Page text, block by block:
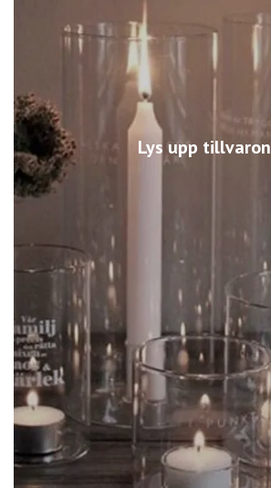
Lys upp tillvaron